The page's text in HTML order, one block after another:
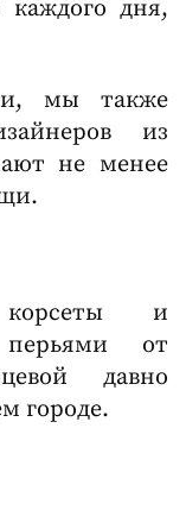
каждого дня,
мы также
из
не менее
корсеты и
от
давно
городе.